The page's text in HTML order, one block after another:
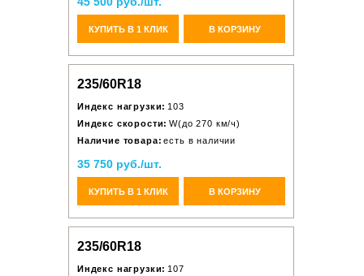
КУПИТЬ В 1 КЛИК В КОРЗИНУ
235/60R18
Индекс нагрузки: 103
Индекс скорости: W(до 270 км/ч)
Наличие товара: есть в наличии
35 750 руб./шт.
КУПИТЬ В 1 КЛИК В КОРЗИНУ
235/60R18
Индекс нагрузки: 107